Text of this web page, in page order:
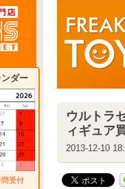
ダー
間受付
ウルトラ
ィギュア
2013-12-10